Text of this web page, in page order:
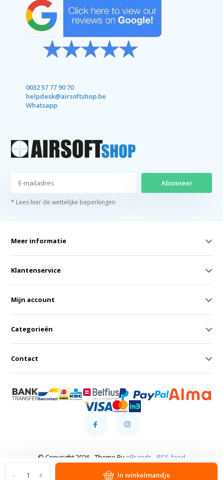
+
- In winkelmandje
0032 57 77 90 70
helpdesk@airsoftshop.be
Whatsapp
Abonneer
* Lees hier de wettelijke beperkingen
Meer informatie
Klantenservice
Mijn account
Categorieën
Contact
© Copyright 2026 - Theme By eBrands RSS-feed